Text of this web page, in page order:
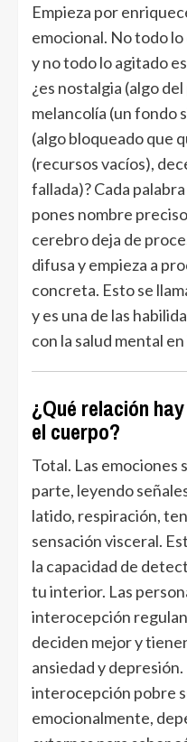
Empieza por
emocional. No todo
y no todo lo agitado
¿es nostalgia (algo
melancolía (un fondo
(algo bloqueado que
(recursos vacíos),
fallada)? Cada
pones nombre
cerebro deja de
difusa y empieza a
concreta. Esto se
y es una de las
con la salud mental
¿Qué relación
el cuerpo?
Total. Las emociones
parte, leyendo
latido, respiración,
sensación visceral.
la capacidad de
tu interior. Las
interocepción
deciden mejor y
ansiedad y
interocepción pobre
emocionalmente,